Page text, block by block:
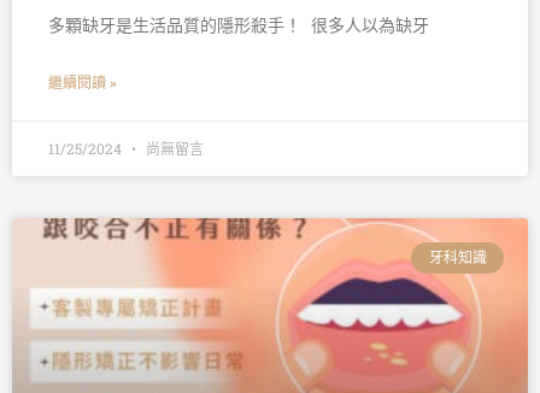
多顆缺牙是生活品質的隱形殺手！ 󠀠 很多人以為缺牙
繼續閱讀 »
11/25/2024 尚無留言
牙科知識